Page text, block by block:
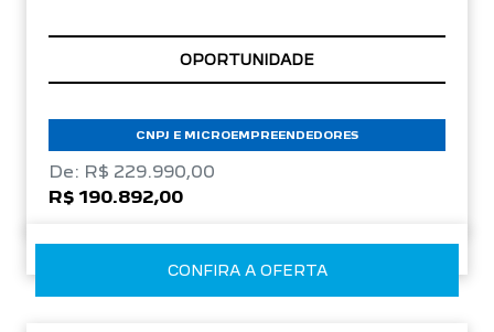
OPORTUNIDADE
CNPJ E MICROEMPREENDEDORES
De: R$ 229.990,00
R$ 190.892,00
CONFIRA A OFERTA